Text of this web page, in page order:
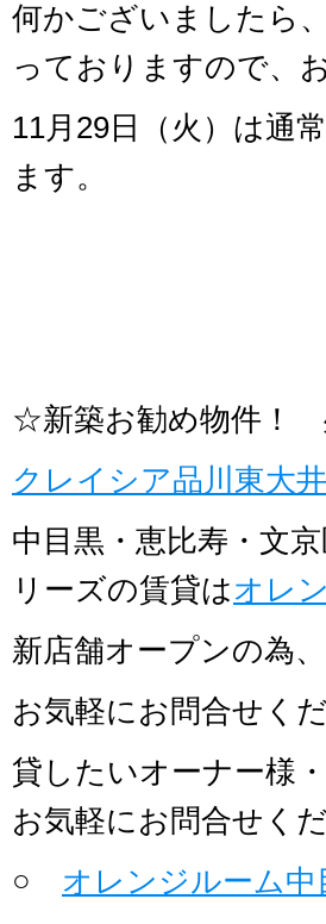
何かございましたら
っておりますので、
11月29日（火）は通
ます。
☆新築お勧め物件！
クレイシア品川東大井
中目黒・恵比寿・文
リーズの賃貸はオレ
新店舗オープンの為
お気軽にお問合せく
貸したいオーナー様
お気軽にお問合せくだ
○ オレンジルーム中